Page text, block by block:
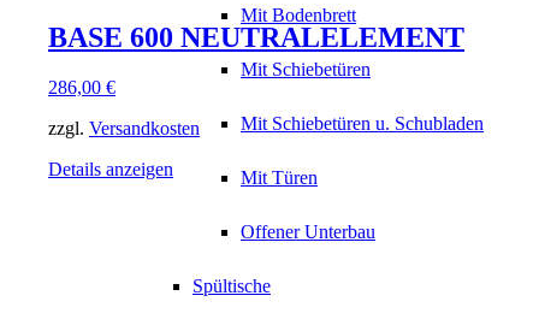
Mit Bodenbrett
Mit Schiebetüren
Mit Schiebetüren u. Schubladen
Mit Türen
Offener Unterbau
Spültische
BASE 600 NEUTRALELEMENT
286,00 €
zzgl. Versandkosten
Details anzeigen